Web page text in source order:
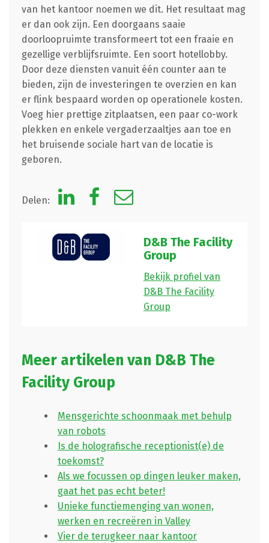
van het kantoor noemen we dit. Het resultaat mag
er dan ook zijn. Een doorgaans saaie
doorloopruimte transformeert tot een fraaie en
gezellige verblijfsruimte. Een soort hotellobby.
Door deze diensten vanuit één counter aan te
bieden, zijn de investeringen te overzien en kan
er flink bespaard worden op operationele kosten.
Voeg hier prettige zitplaatsen, een paar co-work
plekken en enkele vergaderzaaltjes aan toe en
het bruisende sociale hart van de locatie is
geboren.
Delen:
D&B The Facility
Group
Bekijk profiel van
D&B The Facility
Group
Meer artikelen van D&B The
Facility Group
Mensgerichte schoonmaak met behulp
van robots
Is de holografische receptionist(e) de
toekomst?
Als we focussen op dingen leuker maken,
gaat het pas echt beter!
Unieke functiemenging van wonen,
werken en recreëren in Valley
Vier de terugkeer naar kantoor